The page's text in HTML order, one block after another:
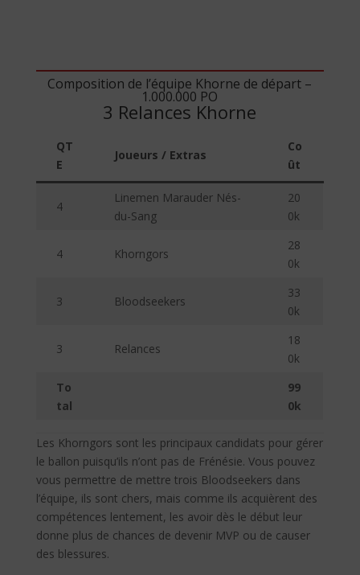
Composition de l’équipe Khorne de départ –
1.000.000 PO
3 Relances Khorne
QT
E
Joueurs / Extras
Co
ût
4
Linemen Marauder Nés-
du-Sang
20
0k
4 Khorngors
28
0k
3 Bloodseekers
33
0k
3 Relances
18
0k
To
tal
99
0k
Les Khorngors sont les principaux candidats pour gérer
le ballon puisqu’ils n’ont pas de Frénésie. Vous pouvez
vous permettre de mettre trois Bloodseekers dans
l’équipe, ils sont chers, mais comme ils acquièrent des
compétences lentement, les avoir dès le début leur
donne plus de chances de devenir MVP ou de causer
des blessures.